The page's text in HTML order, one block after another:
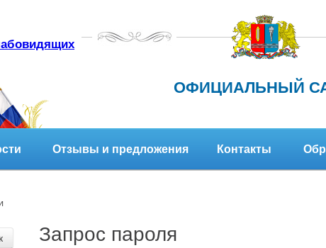
ОФИЦИАЛЬНЫЙ
Отзывы и предложения Контакты
Запрос пароля